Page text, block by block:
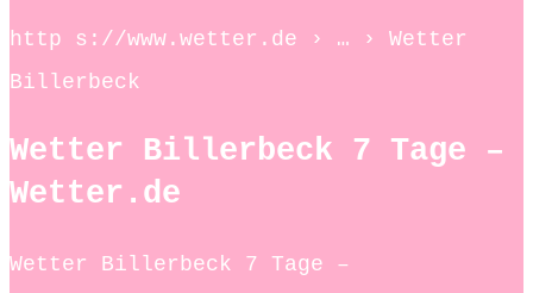
http s://www.wetter.de › … › Wetter
Billerbeck
Wetter Billerbeck 7 Tage –
Wetter.de
Wetter Billerbeck 7 Tage –